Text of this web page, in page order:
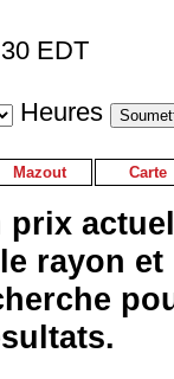
EDT
Heures
Mazout Carte
prix
rayon